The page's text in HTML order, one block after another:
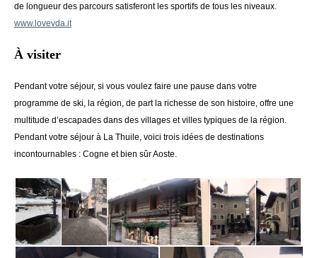
de longueur des parcours satisferont les sportifs de tous les niveaux.
www.lovevda.it
À visiter
Pendant votre séjour, si vous voulez faire une pause dans votre
programme de ski, la région, de part la richesse de son histoire, offre une
multitude d’escapades dans des villages et villes typiques de la région.
Pendant votre séjour à La Thuile, voici trois idées de destinations
incontournables : Cogne et bien sûr Aoste.